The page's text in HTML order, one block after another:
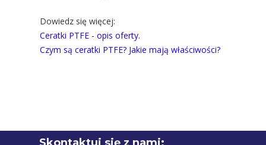
Dowiedz się więcej:
Ceratki PTFE - opis oferty.
Czym są ceratki PTFE? Jakie mają właściwości?